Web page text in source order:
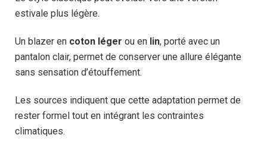
estivale plus légère.
Un blazer en coton léger ou en lin, porté avec un
pantalon clair, permet de conserver une allure élégante
sans sensation d’étouffement.
Les sources indiquent que cette adaptation permet de
rester formel tout en intégrant les contraintes
climatiques.